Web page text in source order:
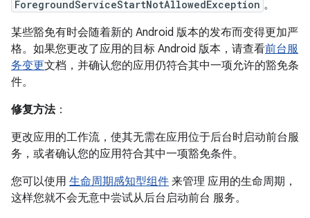
ForegroundServiceStartNotAllowedException 。
某些豁免有时会随着新的 Android 版本的发布而变得更加严
格。如果您更改了应用的目标 Android 版本，请查看前台服
务变更文档，并确认您的应用仍符合其中一项允许的豁免条
件。
修复方法：
更改应用的工作流，使其无需在应用位于后台时启动前台服
务，或者确认您的应用符合其中一项豁免条件。
您可以使用 生命周期感知型组件 来管理 应用的生命周期，
这样您就不会无意中尝试从后台启动前台 服务。